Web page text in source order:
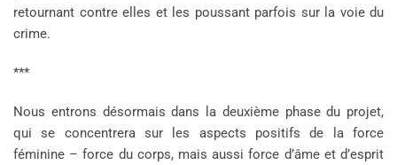
retournant contre elles et les poussant parfois sur la voie du
crime.
***
Nous entrons désormais dans la deuxième phase du projet,
qui se concentrera sur les aspects positifs de la force
féminine – force du corps, mais aussi force d’âme et d’esprit